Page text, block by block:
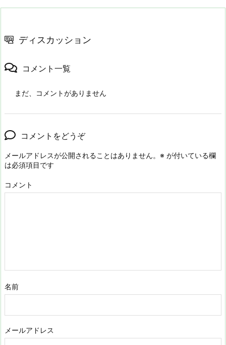
ディスカッション
コメント一覧
まだ、コメントがありません
コメントをどうぞ
メールアドレスが公開されることはありません。 ※ が付いている欄
は必須項目です
コメント
名前
メールアドレス